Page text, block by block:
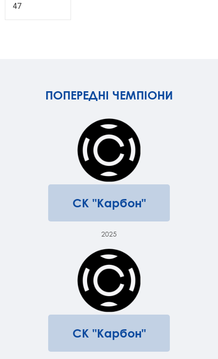
47
ПОПЕРЕДНІ ЧЕМПІОНИ
СК "Карбон"
2025
СК "Карбон"